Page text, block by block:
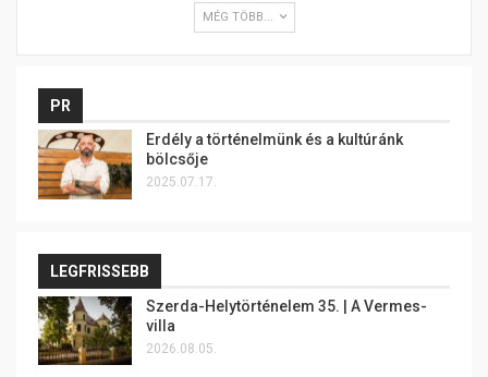
MÉG TÖBB...
PR
Erdély a történelmünk és a kultúránk
bölcsője
2025.07.17.
LEGFRISSEBB
Szerda-Helytörténelem 35. | A Vermes-
villa
2026.08.05.